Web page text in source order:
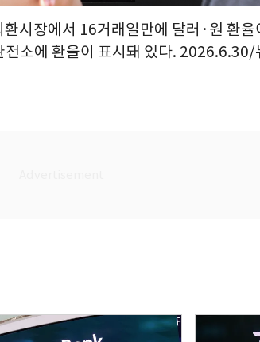
시장에서 16거래일만에 달러·원 환
전소에 환율이 표시돼 있다. 2026.6.30/